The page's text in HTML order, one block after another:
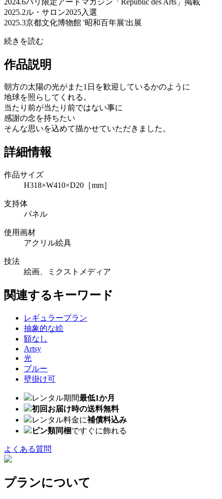
2025.2ル・サロン2025入選
2025.3京都文化博物館 '昭和百年展'出展
続きを読む
作品説明
朝方の太陽の光がまた1日を歓迎しているかのように
地球を照らしてくれる。
当たり前が当たり前ではない事に
感謝の念を持ちたい
そんな思いを込めて描かせていただきました。
詳細情報
作品サイズ
H318×W410×D20［mm］
支持体
パネル
使用画材
アクリル絵具
技法
絵画、ミクストメディア
関連するキーワード
レギュラープラン
抽象的な絵
額なし
Artsy
光
ブルー
壁掛け可
レンタル期間最低1か月
初回お届け時の送料無料
レンタル料金に補償料込み
ピン類同梱ですぐに飾れる
よくある質問
プランについて